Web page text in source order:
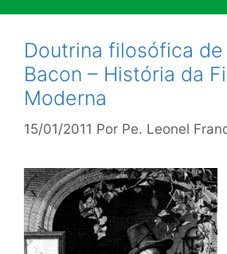
Doutrina filosófica
Bacon – História da
Moderna
15/01/2011 Por Pe. Leonel